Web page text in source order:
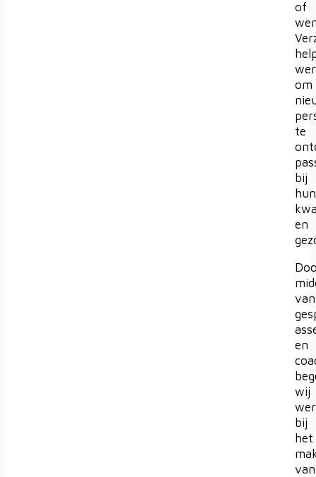
of
om
te
bij
hun
en
van
en
wij
bij
het
van